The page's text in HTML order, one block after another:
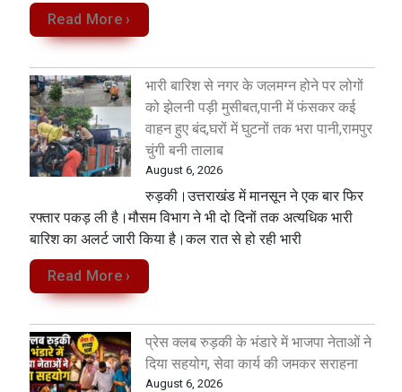
Read More ›
भारी बारिश से नगर के जलमग्न होने पर लोगों
को झेलनी पड़ी मुसीबत,पानी में फंसकर कई
वाहन हुए बंद,घरों में घुटनों तक भरा पानी,रामपुर
चुंगी बनी तालाब
August 6, 2026
रुड़की।उत्तराखंड में मानसून ने एक बार फिर
रफ्तार पकड़ ली है।मौसम विभाग ने भी दो दिनों तक अत्यधिक भारी
बारिश का अलर्ट जारी किया है।कल रात से हो रही भारी
Read More ›
प्रेस क्लब रुड़की के भंडारे में भाजपा नेताओं ने
दिया सहयोग, सेवा कार्य की जमकर सराहना
August 6, 2026